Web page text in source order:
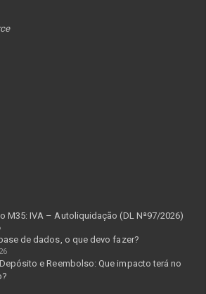
M35: IVA – Autoliquidação (DL Nª97/2026)
de dados, o que devo fazer?
e Reembolso: Que impacto terá no